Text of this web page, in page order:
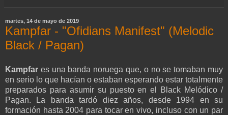
martes, 14 de mayo de 2019
Kampfar - "Ofidians Manifest" (Melodic
Black / Pagan)
Kampfar es una banda noruega que, o no se tomaban muy
en serio lo que hacían o estaban esperando estar totalmente
preparados para asumir su puesto en el Black Melódico /
Pagan. La banda tardó diez años, desde 1994 en su
formación hasta 2004 para tocar en vivo, incluso con un par